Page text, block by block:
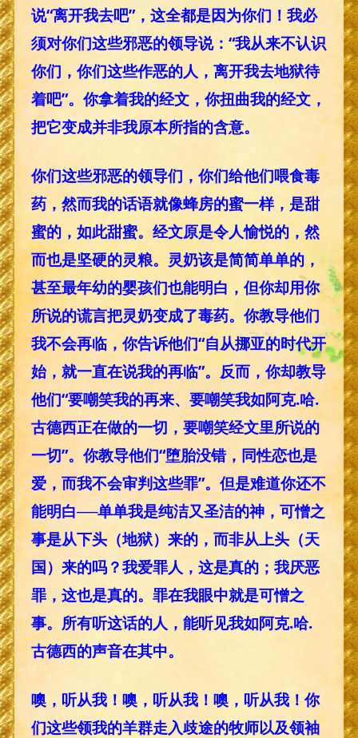
说“离开我去吧”，这全都是因为你们！我必
须对你们这些邪恶的领导说：“我从来不认识
你们，你们这些作恶的人，离开我去地狱待
着吧”。你拿着我的经文，你扭曲我的经文，
把它变成并非我原本所指的含意。
你们这些邪恶的领导们，你们给他们喂食毒
药，然而我的话语就像蜂房的蜜一样，是甜
蜜的，如此甜蜜。经文原是令人愉悦的，然
而也是坚硬的灵粮。灵奶该是简简单单的，
甚至最年幼的婴孩们也能明白，但你却用你
所说的谎言把灵奶变成了毒药。你教导他们
我不会再临，你告诉他们“自从挪亚的时代开
始，就一直在说我的再临”。反而，你却教导
他们“要嘲笑我的再来、要嘲笑我如阿克.哈.
古德西正在做的一切，要嘲笑经文里所说的
一切”。你教导他们“堕胎没错，同性恋也是
爱，而我不会审判这些罪”。但是难道你还不
能明白──单单我是纯洁又圣洁的神，可憎之
事是从下头（地狱）来的，而非从上头（天
国）来的吗？我爱罪人，这是真的；我厌恶
罪，这也是真的。罪在我眼中就是可憎之
事。所有听这话的人，能听见我如阿克.哈.
古德西的声音在其中。
噢，听从我！噢，听从我！噢，听从我！你
们这些领我的羊群走入歧途的牧师以及领袖